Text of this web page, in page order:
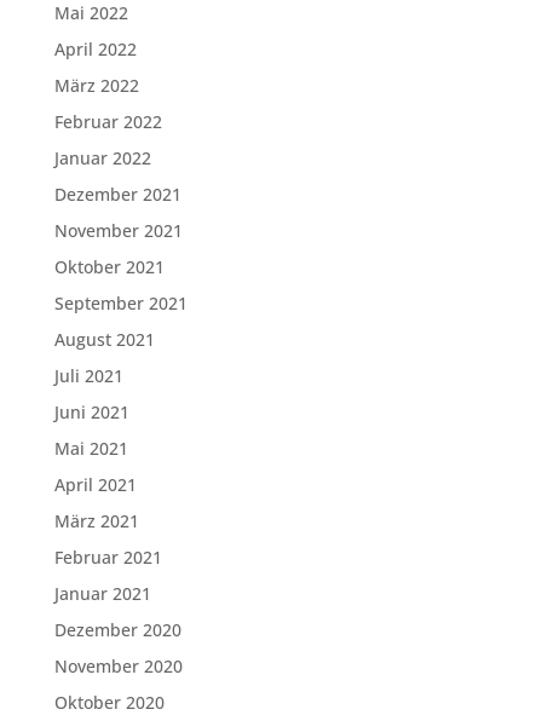
Mai 2022
April 2022
März 2022
Februar 2022
Januar 2022
Dezember 2021
November 2021
Oktober 2021
September 2021
August 2021
Juli 2021
Juni 2021
Mai 2021
April 2021
März 2021
Februar 2021
Januar 2021
Dezember 2020
November 2020
Oktober 2020